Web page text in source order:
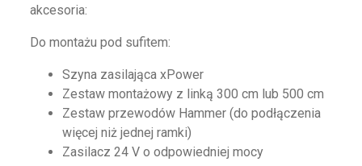
akcesoria:
Do montażu pod sufitem:
Szyna zasilająca xPower
Zestaw montażowy z linką 300 cm lub 500 cm
Zestaw przewodów Hammer (do podłączenia
więcej niż jednej ramki)
Zasilacz 24 V o odpowiedniej mocy